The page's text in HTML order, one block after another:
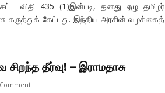
விதி 435 (1)இன்படி, தனது ஏழு தமிழர்
கருத்துக் கேட்டது. இந்திய அரசின் வழக்கைத்
சிறந்த தீர்வு! – இராமதாசு